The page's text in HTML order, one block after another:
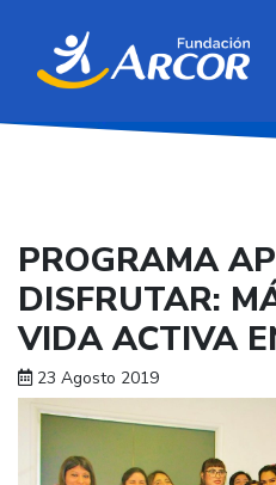
PROGRAMA
DISFRUTAR:
VIDA ACTIVA
23 Agosto 2019